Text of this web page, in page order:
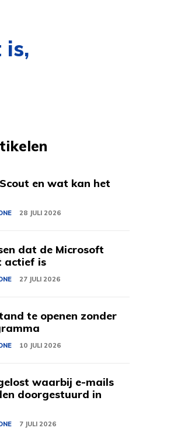
is,
en wat kan het
28 JULI 2026
dat de Microsoft
actief is
27 JULI 2026
te openen zonder
10 JULI 2026
waarbij e-mails
doorgestuurd in
7 JULI 2026